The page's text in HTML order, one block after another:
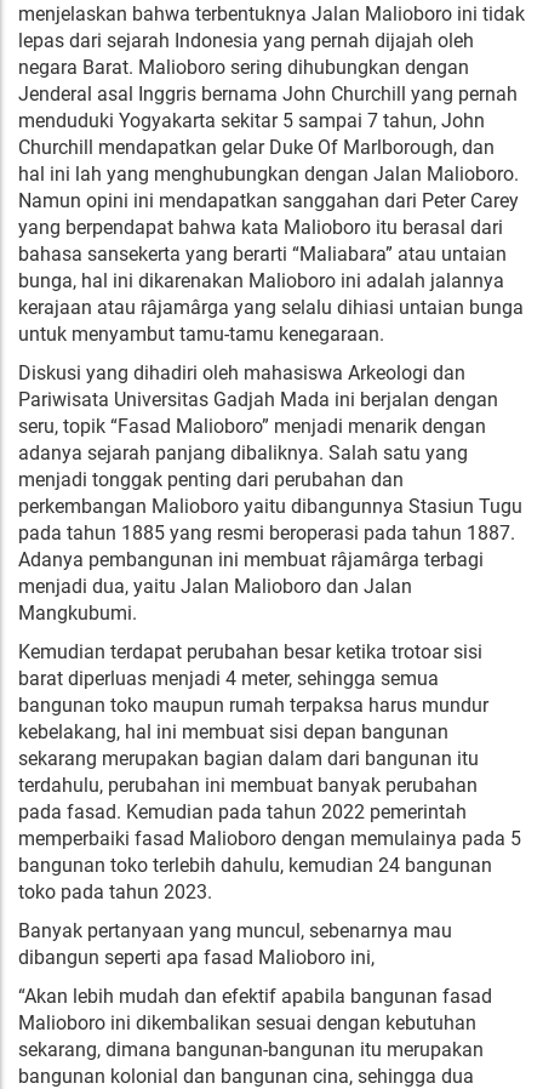
menjelaskan bahwa terbentuknya Jalan Malioboro ini tidak
lepas dari sejarah Indonesia yang pernah dijajah oleh
negara Barat. Malioboro sering dihubungkan dengan
Jenderal asal Inggris bernama John Churchill yang pernah
menduduki Yogyakarta sekitar 5 sampai 7 tahun, John
Churchill mendapatkan gelar Duke Of Marlborough, dan
hal ini lah yang menghubungkan dengan Jalan Malioboro.
Namun opini ini mendapatkan sanggahan dari Peter Carey
yang berpendapat bahwa kata Malioboro itu berasal dari
bahasa sansekerta yang berarti “Maliabara” atau untaian
bunga, hal ini dikarenakan Malioboro ini adalah jalannya
kerajaan atau râjamârga yang selalu dihiasi untaian bunga
untuk menyambut tamu-tamu kenegaraan.
Diskusi yang dihadiri oleh mahasiswa Arkeologi dan
Pariwisata Universitas Gadjah Mada ini berjalan dengan
seru, topik “Fasad Malioboro” menjadi menarik dengan
adanya sejarah panjang dibaliknya. Salah satu yang
menjadi tonggak penting dari perubahan dan
perkembangan Malioboro yaitu dibangunnya Stasiun Tugu
pada tahun 1885 yang resmi beroperasi pada tahun 1887.
Adanya pembangunan ini membuat râjamârga terbagi
menjadi dua, yaitu Jalan Malioboro dan Jalan
Mangkubumi.
Kemudian terdapat perubahan besar ketika trotoar sisi
barat diperluas menjadi 4 meter, sehingga semua
bangunan toko maupun rumah terpaksa harus mundur
kebelakang, hal ini membuat sisi depan bangunan
sekarang merupakan bagian dalam dari bangunan itu
terdahulu, perubahan ini membuat banyak perubahan
pada fasad. Kemudian pada tahun 2022 pemerintah
memperbaiki fasad Malioboro dengan memulainya pada 5
bangunan toko terlebih dahulu, kemudian 24 bangunan
toko pada tahun 2023.
Banyak pertanyaan yang muncul, sebenarnya mau
dibangun seperti apa fasad Malioboro ini,
“Akan lebih mudah dan efektif apabila bangunan fasad
Malioboro ini dikembalikan sesuai dengan kebutuhan
sekarang, dimana bangunan-bangunan itu merupakan
bangunan kolonial dan bangunan cina, sehingga dua